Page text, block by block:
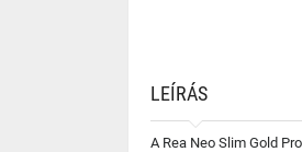
LEÍRÁS
A Rea Neo Slim Gold